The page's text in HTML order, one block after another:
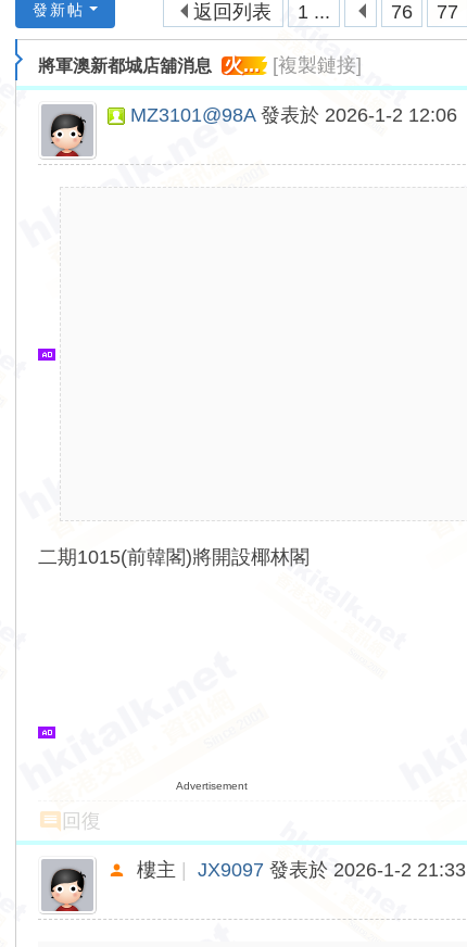
lk.
1 ...
76 77
返回列表
發新帖
將軍澳新都城店舖消息 火... [複製鏈接]
MZ3101@98A 發表於 2026-1-2 12:06
二期1015(前韓閣)將開設椰林閣
Advertisement
回復
樓主 JX9097 發表於 2026-1-2 21:33